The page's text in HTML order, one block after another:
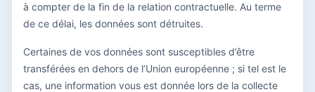
à compter de la fin de la relation contractuelle. Au terme
de ce délai, les données sont détruites.
Certaines de vos données sont susceptibles d’être
transférées en dehors de l’Union européenne ; si tel est le
cas, une information vous est donnée lors de la collecte